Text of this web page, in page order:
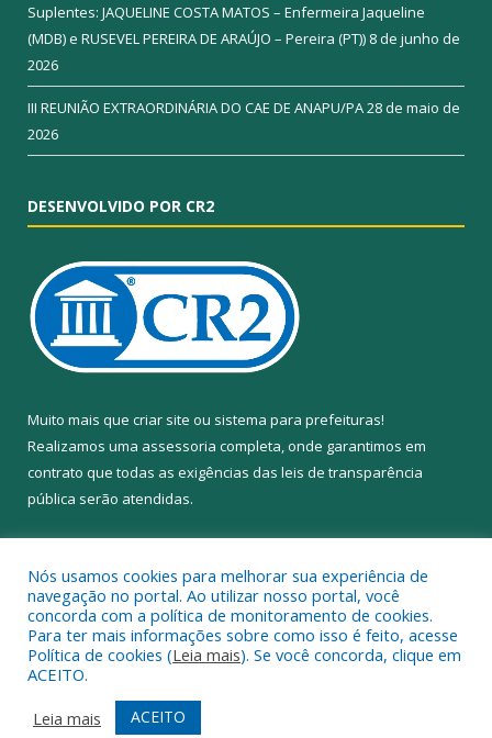
Suplentes: JAQUELINE COSTA MATOS – Enfermeira Jaqueline
(MDB) e RUSEVEL PEREIRA DE ARAÚJO – Pereira (PT)) 8 de junho de
2026
III REUNIÃO EXTRAORDINÁRIA DO CAE DE ANAPU/PA28 de maio de
2026
DESENVOLVIDO POR CR2
Muito mais que criar site ou sistema para prefeituras!
Realizamos uma assessoria completa, onde garantimos em
contrato que todas as exigências das leis de transparência
pública serão atendidas.
Todos os direitos reservados a Câmara Municipal de Anapu.
Mapa do Site
Acessar Área Administrativa
Nós usamos cookies para melhorar sua experiência de
navegação no portal. Ao utilizar nosso portal, você
concorda com a política de monitoramento de cookies.
Para ter mais informações sobre como isso é feito, acesse
Política de cookies (Leia mais). Se você concorda, clique em
ACEITO.
Leia mais
ACEITO